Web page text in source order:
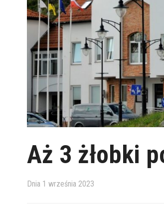
Aż 3 żłobki
Dnia 1 września 2023